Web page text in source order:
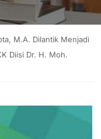
M.A. Dilantik Menjadi
Diisi Dr. H. Moh.